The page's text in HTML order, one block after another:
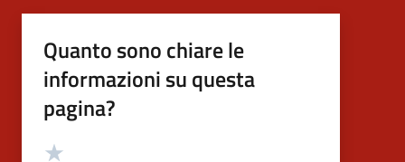
Quanto sono chiare le
informazioni su questa
pagina?
Valutazione